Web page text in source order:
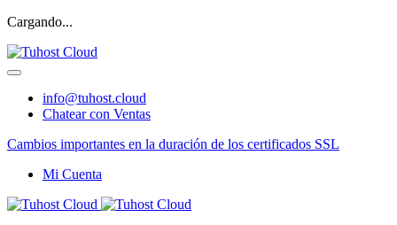
Cargando...
info@tuhost.cloud
Chatear con Ventas
Cambios importantes en la duración de los certificados SSL
Mi Cuenta